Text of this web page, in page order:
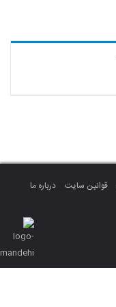
قوانین سایت
درباره ما